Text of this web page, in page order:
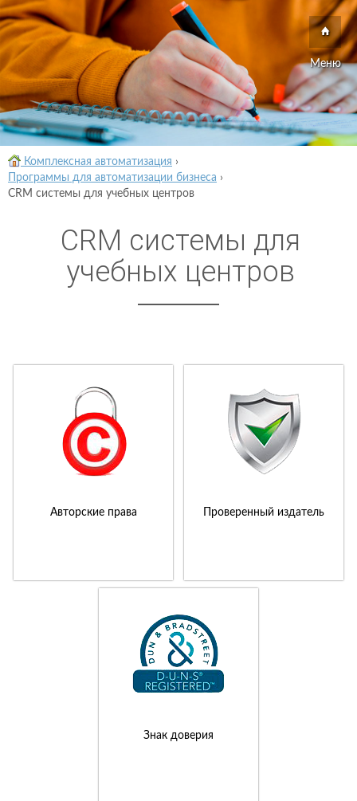
Меню
Комплексная автоматизация ›
Программы для автоматизации бизнеса ›
CRM системы для учебных центров
CRM системы для
учебных центров
Авторские права Проверенный издатель
Знак доверия